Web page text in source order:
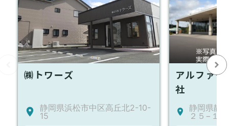
㈱トワーズ
静岡県浜松市中区高丘北2-10-
15
アルファク
社
静岡県静
２５−１